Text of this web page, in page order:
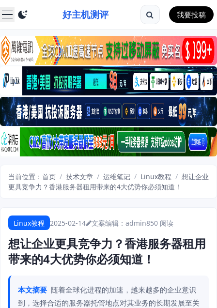
好主机测评 我要投稿
当前位置： 首页 / 技术文章 / 运维笔记 / Linux教程 / 想让企业
更具竞争力？香港服务器租用带来的4大优势你必须知道！
Linux教程 2025-02-14 文案编辑：admin850 阅读
想让企业更具竞争力？香港服务器租用
带来的4大优势你必须知道！
本文摘要 随着全球化进程的加速，越来越多的企业意识
到，选择合适的服务器托管地点对其业务的长期发展至关